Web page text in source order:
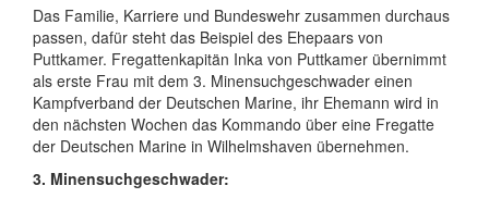
Das Familie, Karriere und Bundeswehr zusammen durchaus
passen, dafür steht das Beispiel des Ehepaars von
Puttkamer. Fregattenkapitän Inka von Puttkamer übernimmt
als erste Frau mit dem 3. Minensuchgeschwader einen
Kampfverband der Deutschen Marine, ihr Ehemann wird in
den nächsten Wochen das Kommando über eine Fregatte
der Deutschen Marine in Wilhelmshaven übernehmen.
3. Minensuchgeschwader: